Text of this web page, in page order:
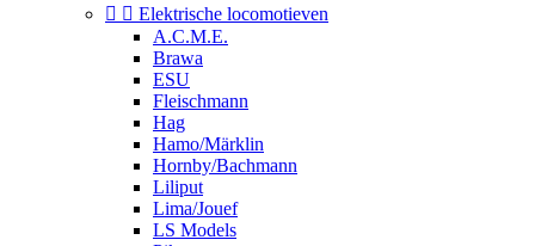
  Elektrische locomotieven
A.C.M.E.
Brawa
ESU
Fleischmann
Hag
Hamo/Märklin
Hornby/Bachmann
Liliput
Lima/Jouef
LS Models